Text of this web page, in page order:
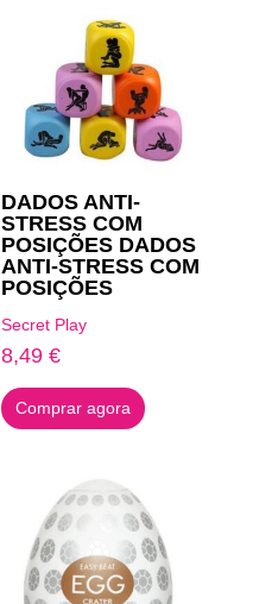
DADOS ANTI-
STRESS COM
POSIÇÕES DADOS
ANTI-STRESS COM
POSIÇÕES
Secret Play
8,49€
Comprar agora